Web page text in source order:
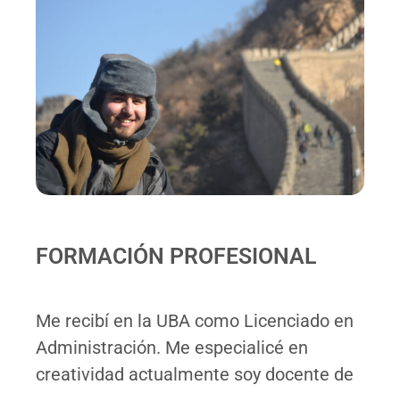
FORMACIÓN PROFESIONAL
Me recibí en la UBA como Licenciado en
Administración. Me especialicé en
creatividad actualmente soy docente de